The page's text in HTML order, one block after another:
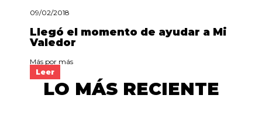
09/02/2018
Llegó el momento de ayudar a Mi
Valedor
Más por más
Leer
LO MÁS RECIENTE